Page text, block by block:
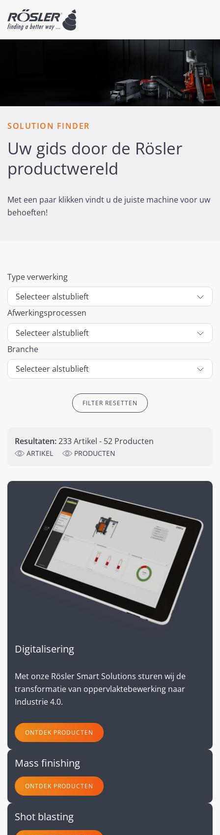
SOLUTION FINDER
Uw gids door de Rösler
productwereld
Met een paar klikken vindt u de juiste machine voor uw
behoeften!
Type verwerking
Afwerkingsprocessen
Branche
FILTER RESETTEN
Resultaten:233 Artikel - 52 Producten
ARTIKEL PRODUCTEN
Digitalisering
Met onze Rösler Smart Solutions sturen wij de
transformatie van oppervlaktebewerking naar
Industrie 4.0.
ONTDEK PRODUCTEN
Mass finishing
ONTDEK PRODUCTEN
Shot blasting